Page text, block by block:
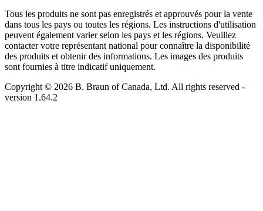
Tous les produits ne sont pas enregistrés et approuvés pour la vente
dans tous les pays ou toutes les régions. Les instructions d'utilisation
peuvent également varier selon les pays et les régions. Veuillez
contacter votre représentant national pour connaître la disponibilité
des produits et obtenir des informations. Les images des produits
sont fournies à titre indicatif uniquement.
Copyright © 2026 B. Braun of Canada, Ltd. All rights reserved -
version 1.64.2